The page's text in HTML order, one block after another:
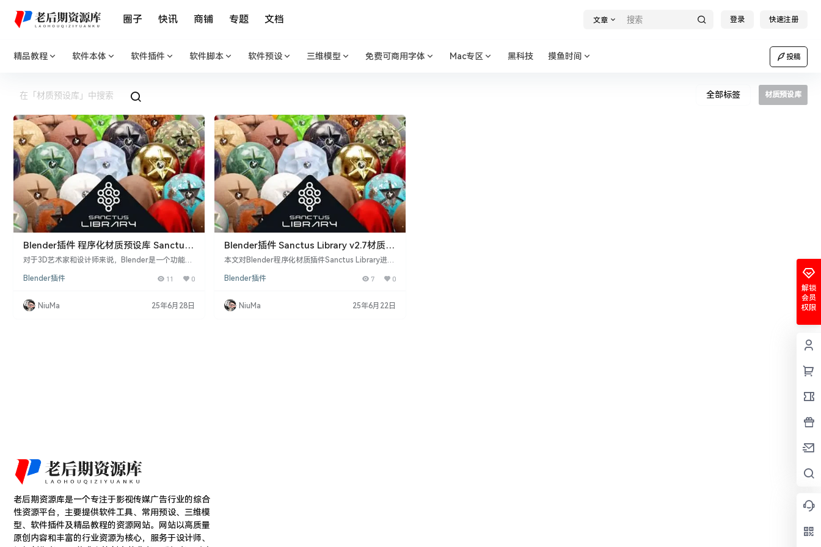
圈子 快讯 商铺 专题 文档 文章 登录 快速注册
精品教程 软件本体 软件插件 软件脚本 软件预设 三维模型 免费可商用字体 Mac专区 黑科技 摸鱼时间 投稿
全部标签 材质预设库
Blender插件 程序化材质预设库 Sanctus
Library v2.8 – Procedural Materials
对于3D艺术家和设计师来说，Blender是一个功能强
显得尤为重要。Sanctus Library v2.8为用户带来了
r中以更直观的方式创造出丰富的材料效果。 插件特
性 1. 丰富的材质库： 随插件提供的材质库持续增
Blender插件 11 0
NiuMa 25年6月28日
Blender插件 Sanctus Library v2.7材质预
设库
本文对Blender程序化材质插件Sanctus Library进行
辑器工具以及操作流程,让用户快速上手程序材质制
brary是Blender的程序化材质预设插件,提供大量材
质预设,内置shader材质编辑工具。 Sanctus Library
Blender插件 7 0
NiuMa 25年6月22日
解锁
会员
权限
老后期资源库是一个专注于影视传媒广告行业的综合
性资源平台，主要提供软件工具、常用预设、三维模
型、软件插件及精品教程的资源网站。网站以高质量
原创内容和丰富的行业资源为核心，服务于设计师、